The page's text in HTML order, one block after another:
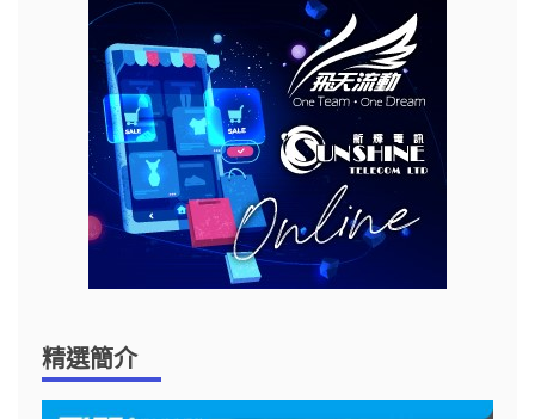
精選簡介